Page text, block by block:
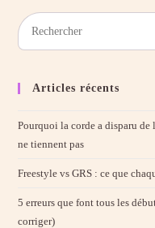
Étapes
Articles récents
Pourquoi la corde a disparu
ne tiennent pas
Freestyle vs GRS : ce que
5 erreurs que font tous les
corriger)